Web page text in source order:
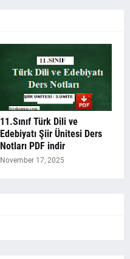
11.Sınıf Türk Dili ve
Edebiyatı Şiir Ünitesi Ders
Notları PDF indir
November 17, 2025